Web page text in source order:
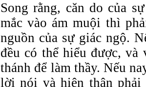
Song rằng, căn do của
mắc vào ám muội thì
nguồn của sự giác ngộ.
đều có thể hiểu được, và
thánh để làm thầy. Nếu
lời nói và hiện thân